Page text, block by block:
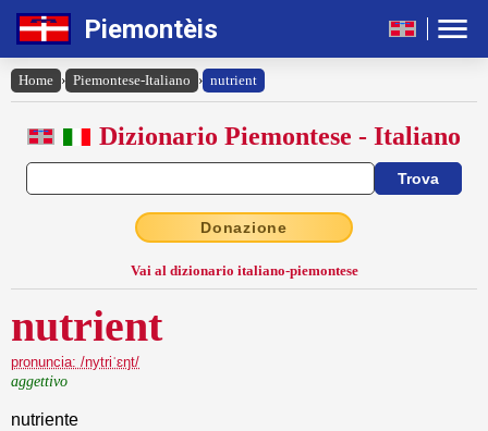
Piemontèis
Home › Piemontese-Italiano › nutrient
Dizionario Piemontese - Italiano
Donazione
Vai al dizionario italiano-piemontese
nutrient
pronuncia: /nytriˈɛŋt/
aggettivo
nutriente